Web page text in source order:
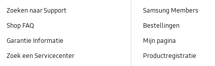
Zoeken naar Support
Shop FAQ
Garantie Informatie
Zoek een Servicecenter
Samsung Members
Bestellingen
Mijn pagina
Productregistratie